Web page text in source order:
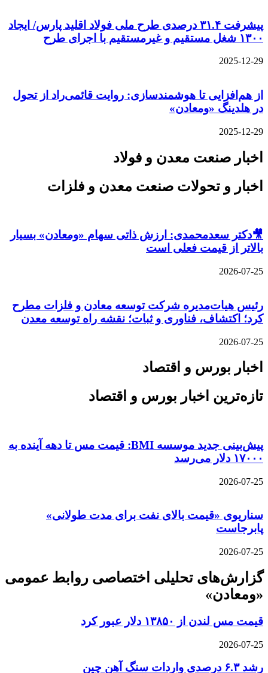
پیشرفت ۳۱.۴ درصدی طرح ملی فولاد اقلید پارس/ ایجاد
۱۳۰۰ شغل مستقیم و غیرمستقیم با اجرای طرح
2025-12-29
از هم‌افزایی تا هوشمندسازی: روایت قائمی‌راد از تحول
در هلدینگ «ومعادن»
2025-12-29
اخبار صنعت معدن و فولاد
اخبار و تحولات صنعت معدن و فلزات
🎥دکتر سعدمحمدی: ارزش ذاتی سهام «ومعادن» بسیار
بالاتر از قیمت فعلی است
2026-07-25
رئیس هیات‌مدیره شرکت توسعه معادن و فلزات مطرح
کرد؛ اکتشاف، فناوری و ثبات؛ نقشه راه توسعه معدن
2026-07-25
اخبار بورس و اقتصاد
تازه‌ترین اخبار بورس و اقتصاد
پیش‌بینی جدید موسسه BMI: قیمت مس تا دهه آینده به
۱۷۰۰۰ دلار می‌رسد
2026-07-25
سناریوی «قیمت بالای نفت برای مدت طولانی»
پابرجاست
2026-07-25
گزارش‌های تحلیلی اختصاصی روابط عمومی
«ومعادن»
قیمت مس لندن از ۱۳۸۵۰ دلار عبور کرد
2026-07-25
رشد ۶.۳ درصدی واردات سنگ آهن چین